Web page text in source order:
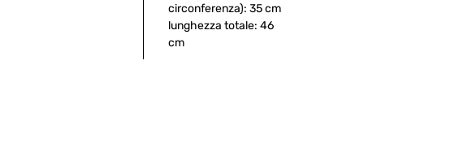
circonferenza): 35 cm
lunghezza totale: 46
cm